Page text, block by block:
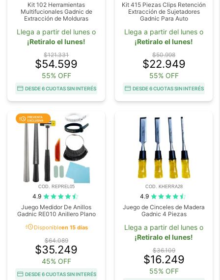
Kit 102 Herramientas
Multifucionales Gadnic de
Extracción de Molduras
Llega a partir del lunes o
¡Retiralo el lunes!
$121.331
$54.599
55% OFF
DESDE 6 CUOTAS SIN INTERÉS
Kit 415 Piezas Clips Retención
Extracción de Sujetadores
Gadnic Para Auto
Llega a partir del lunes o
¡Retiralo el lunes!
$50.998
$22.949
55% OFF
DESDE 6 CUOTAS SIN INTERÉS
COD. REPREL05
4.9
Juego Medidor De Anillos
Gadnic RE010 Anillero Plano
acuteDisponibleen 15 días
$64.089
$35.249
45% OFF
DESDE 6 CUOTAS SIN INTERÉS
COD. KHERRA28
4.9
Juego de Cinceles de Madera
Gadnic 4 Piezas
Llega a partir del lunes o
¡Retiralo el lunes!
$36.109
$16.249
55% OFF